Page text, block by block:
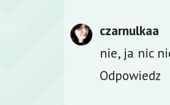
czarnulkaa
nie, ja nic
Odpowiedz